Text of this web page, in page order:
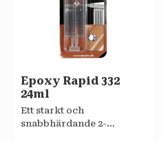
Epoxy Rapid 332
24ml
Ett starkt och
snabbhärdande 2-